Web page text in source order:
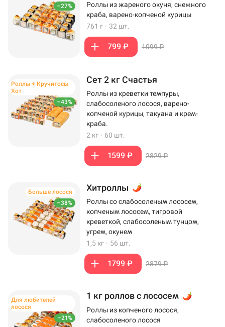
–27%
Роллы из жареного окуня, снежного
краба, варено-копченой курицы
761 г · 32 шт.
799 ₽ 1099 ₽
–43%
Роллы + Кручитосы
Хот
Сет 2 кг Счастья
Роллы из креветки темпуры,
слабосоленого лосося, варено-
копченой курицы, такуана и крем-
краба.
2 кг · 60 шт.
1599 ₽ 2829 ₽
–38%
Больше лосося Хитроллы
Роллы со слабосоленым лососем,
копченым лососем, тигровой
креветкой, слабосоленым тунцом,
угрем, окунем
1,5 кг · 56 шт.
1799 ₽ 2879 ₽
–21%
Для любителей
лосося
1 кг роллов с лососем
Роллы из копченого лосося,
слабосоленого лосося